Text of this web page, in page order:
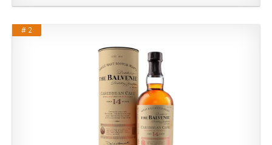
# 2